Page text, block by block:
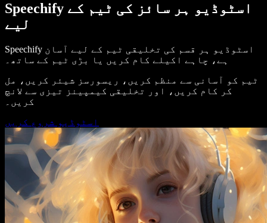
Speechify اسٹوڈیو ہر سائز کی ٹیم کے
لیے
Speechify اسٹوڈیو ہر قسم کی تخلیقی ٹیم کے لیے آسان
ہے، چاہے اکیلے کام کریں یا بڑی ٹیم کے ساتھ۔
ٹیم کو آسانی سے منظم کریں، ریسورسز شیئر کریں، مل
کر کام کریں، اور تخلیقی کیمپینز تیزی سے لانچ
کریں۔
اسٹوڈیو شروع کریں